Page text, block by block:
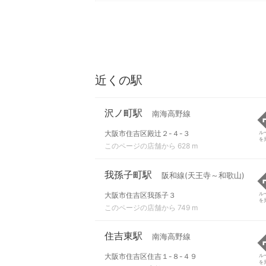
近くの駅
沢ノ町駅 南海高野線
大阪市住吉区殿辻２-４-３
このページの店舗から 628 m
ル
を
我孫子町駅 阪和線(天王寺～和歌山)
大阪市住吉区我孫子３
このページの店舗から 749 m
ル
を
住吉東駅 南海高野線
大阪市住吉区住吉１-８-４９
ル
を